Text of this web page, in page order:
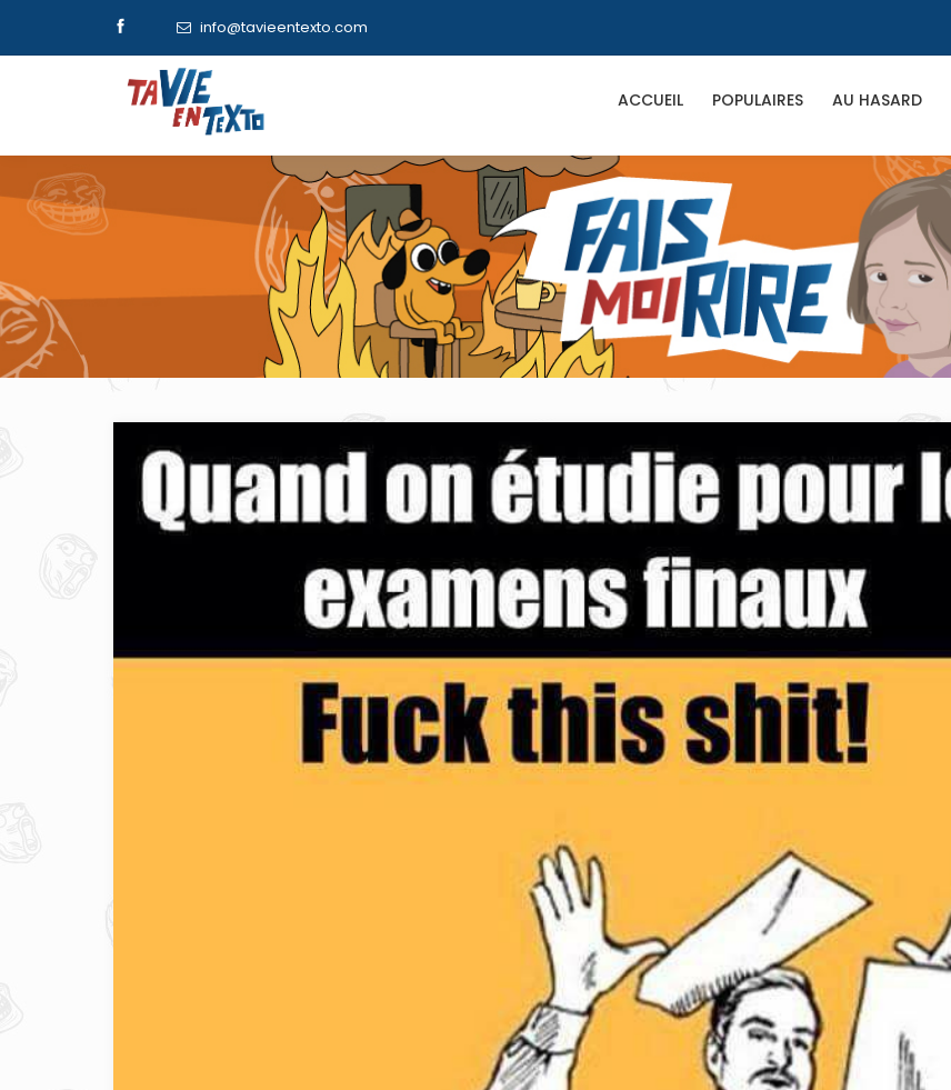
info@tavieentexto.com
ACCUEIL POPULAIRES AU HASARD